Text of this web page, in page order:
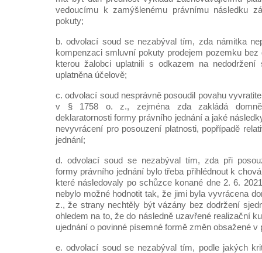
vedoucímu k zamýšlenému právnímu následku
pokuty;
b. odvolací soud se nezabýval tím, zda námitka
kompenzaci smluvní pokuty prodejem pozemku bez
kterou žalobci uplatnili s odkazem na nedodržení
uplatněna účelově;
c. odvolací soud nesprávně posoudil povahu
v § 1758 o. z., zejména zda zakládá
deklaratornosti formy právního jednání a jaké
nevyvrácení pro posouzení platnosti, popřípadě
jednání;
d. odvolací soud se nezabýval tím, zda při
formy právního jednání bylo třeba přihlédnout k
které následovaly po schůzce konané dne 2. 6.
nebylo možné hodnotit tak, že jimi byla vyvrácena
z., že strany nechtěly být vázány bez dodržení
ohledem na to, že do následně uzavřené realizační
ujednání o povinné písemné formě změn obsažené v
e. odvolací soud se nezabýval tím, podle jakých